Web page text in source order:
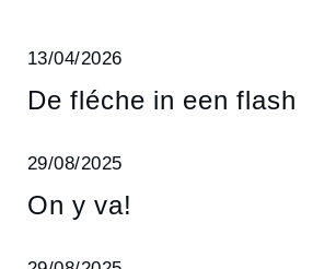
13/04/2026
De fléche in een flash
29/08/2025
On y va!